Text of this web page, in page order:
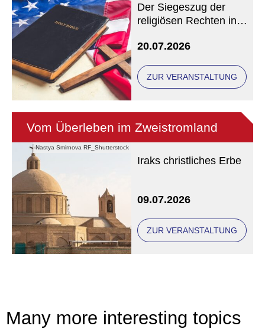
Der Siegeszug der
religiösen Rechten in
20.07.2026
ZUR VERANSTALTUNG
Nastya Smirnova RF_Shutterstock
Vom Überleben im Zweistromland
Iraks christliches Erbe
Freunde und Gönner
09.07.2026
ZUR VERANSTALTUNG
Many more interesting topics